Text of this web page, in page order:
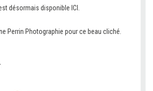
désormais disponible ICI.
Perrin Photographie pour ce beau cliché.